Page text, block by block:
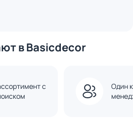
в Basicdecor
с
Один